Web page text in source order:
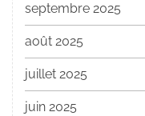
septembre 2025
août 2025
juillet 2025
juin 2025